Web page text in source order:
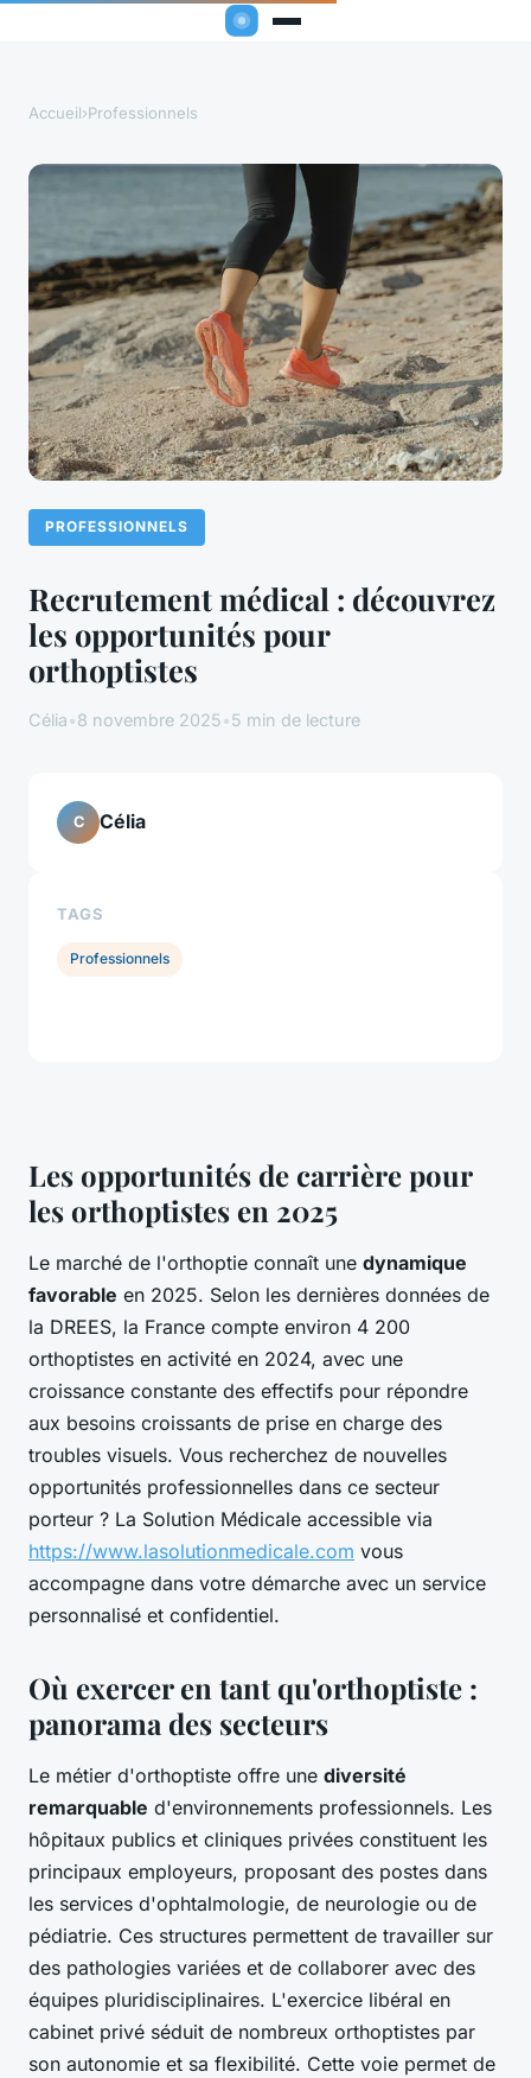
Accueil›Professionnels
PROFESSIONNELS
Recrutement médical : découvrez
les opportunités pour
orthoptistes
Célia•8 novembre 2025•5 min de lecture
Les opportunités de carrière pour
les orthoptistes en 2025
Le marché de l'orthoptie connaît une dynamique
favorable en 2025. Selon les dernières données de
la DREES, la France compte environ 4 200
orthoptistes en activité en 2024, avec une
croissance constante des effectifs pour répondre
aux besoins croissants de prise en charge des
troubles visuels. Vous recherchez de nouvelles
opportunités professionnelles dans ce secteur
porteur ? La Solution Médicale accessible via
https://www.lasolutionmedicale.com vous
accompagne dans votre démarche avec un service
personnalisé et confidentiel.
Où exercer en tant qu'orthoptiste :
panorama des secteurs
Le métier d'orthoptiste offre une diversité
remarquable d'environnements professionnels. Les
hôpitaux publics et cliniques privées constituent les
principaux employeurs, proposant des postes dans
les services d'ophtalmologie, de neurologie ou de
pédiatrie. Ces structures permettent de travailler sur
des pathologies variées et de collaborer avec des
équipes pluridisciplinaires. L'exercice libéral en
cabinet privé séduit de nombreux orthoptistes par
son autonomie et sa flexibilité. Cette voie permet de
C Célia
TAGS
Professionnels